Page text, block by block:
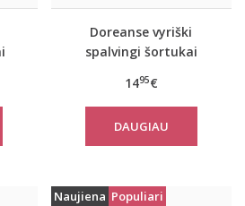
Doreanse vyriški
spalvingi šortukai
1495€
DAUGIAU
Naujiena Populiari